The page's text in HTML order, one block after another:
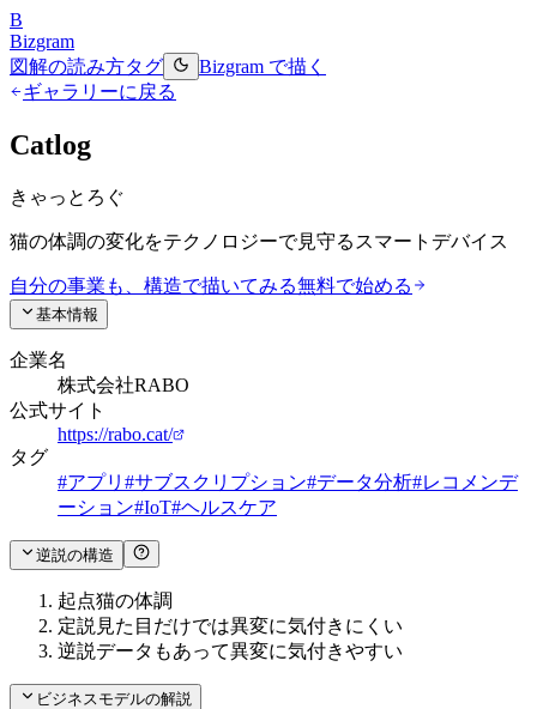
B
Bizgram
図解の読み方タグ
Bizgram で描く
ギャラリーに戻る
Catlog
きゃっとろぐ
猫の体調の変化をテクノロジーで見守るスマートデバイス
自分の事業も、構造で描いてみる無料で始める
基本情報
企業名
株式会社RABO
公式サイト
https://rabo.cat/
タグ
#アプリ #サブスクリプション#データ分析#レコメンデ
ーション#IoT#ヘルスケア
逆説の構造
起点猫の体調
定説 見た目だけでは異変に気付きにくい
逆説データもあって異変に気付きやすい
ビジネスモデルの解説